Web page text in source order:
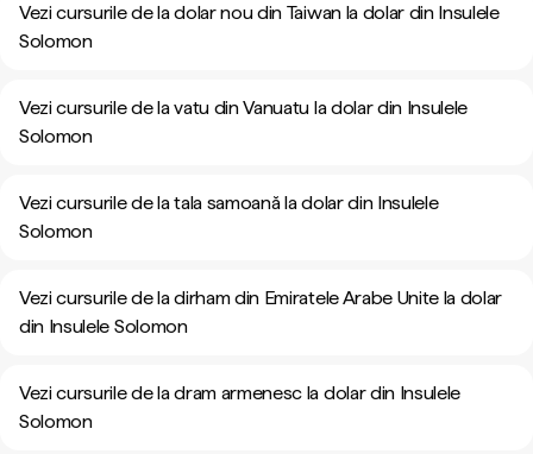
Vezi cursurile de la dolar nou din Taiwan la dolar din Insulele
Solomon
Vezi cursurile de la vatu din Vanuatu la dolar din Insulele
Solomon
Vezi cursurile de la tala samoană la dolar din Insulele
Solomon
Vezi cursurile de la dirham din Emiratele Arabe Unite la dolar
din Insulele Solomon
Vezi cursurile de la dram armenesc la dolar din Insulele
Solomon